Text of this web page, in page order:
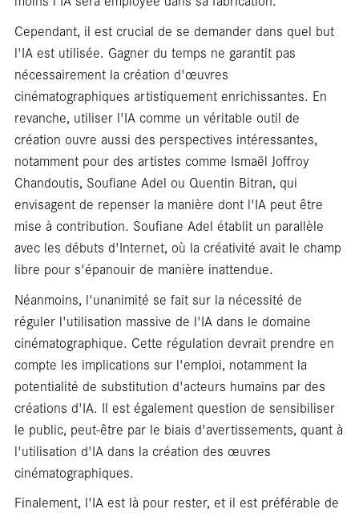
Cependant, il est crucial de se demander dans quel but
l'IA est utilisée. Gagner du temps ne garantit pas
nécessairement la création d'œuvres
cinématographiques artistiquement enrichissantes. En
revanche, utiliser l'IA comme un véritable outil de
création ouvre aussi des perspectives intéressantes,
notamment pour des artistes comme Ismaël Joffroy
Chandoutis, Soufiane Adel ou Quentin Bitran, qui
envisagent de repenser la manière dont l'IA peut être
mise à contribution. Soufiane Adel établit un parallèle
avec les débuts d'Internet, où la créativité avait le champ
libre pour s'épanouir de manière inattendue.
Néanmoins, l'unanimité se fait sur la nécessité de
réguler l'utilisation massive de l'IA dans le domaine
cinématographique. Cette régulation devrait prendre en
compte les implications sur l'emploi, notamment la
potentialité de substitution d'acteurs humains par des
créations d'IA. Il est également question de sensibiliser
le public, peut-être par le biais d'avertissements, quant à
l'utilisation d'IA dans la création des œuvres
cinématographiques.
Finalement, l'IA est là pour rester, et il est préférable de